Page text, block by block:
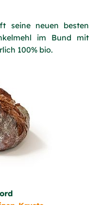
seine neuen besten
im Bund mit
100% bio.